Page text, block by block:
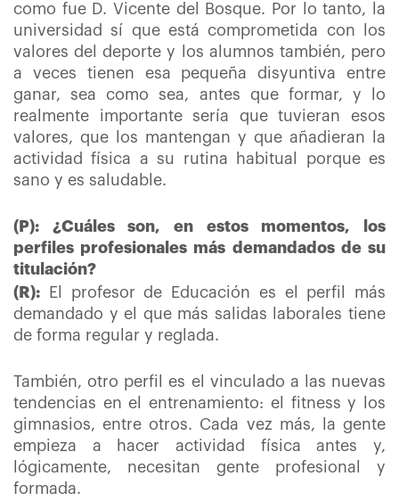
como fue D. Vicente del Bosque. Por lo tanto, la
universidad sí que está comprometida con los
valores del deporte y los alumnos también, pero
a veces tienen esa pequeña disyuntiva entre
ganar, sea como sea, antes que formar, y lo
realmente importante sería que tuvieran esos
valores, que los mantengan y que añadieran la
actividad física a su rutina habitual porque es
sano y es saludable.
(P): ¿Cuáles son, en estos momentos, los
perfiles profesionales más demandados de su
titulación?
(R):
El profesor de Educación es el perfil más
demandado y el que más salidas laborales tiene
de forma regular y reglada.
También, otro perfil es el vinculado a las nuevas
tendencias en el entrenamiento: el fitness y los
gimnasios, entre otros. Cada vez más, la gente
empieza a hacer actividad física antes y,
lógicamente, necesitan gente profesional y
formada.